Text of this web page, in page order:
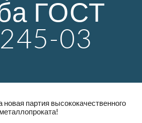
ГОСТ
03
партия высококачественного
металлопроката!